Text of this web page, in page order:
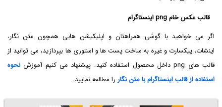
قالب عکس خام png اینستاگرام
اگر می خواهید با گوشی همراهتان و اپلیکیشن هایی همچون متن نگار،
اینشات، پیکسارت و غیره به ساخت پست ها و استوری ها بپردازید، می توانید از
قالب های png داخل محصول استفاده کنید. پیشنهاد می کنیم آموزش
نحوه
استفاده از قالب اینستاگرام با متن نگاررا مطالعه نمایید.